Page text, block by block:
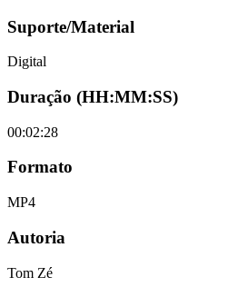
Suporte/Material
Digital
Duração (HH:MM:SS)
00:02:28
Formato
MP4
Autoria
Tom Zé